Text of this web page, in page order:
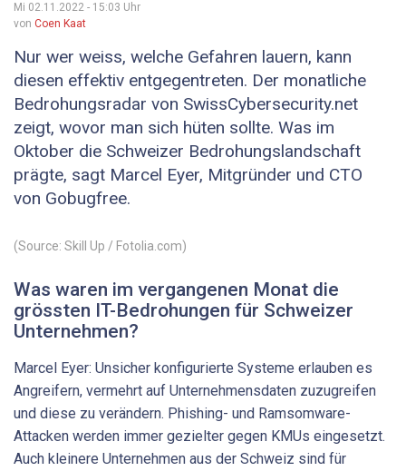
Mi 02.11.2022 - 15:03 Uhr
von Coen Kaat
Nur wer weiss, welche Gefahren lauern, kann
diesen effektiv entgegentreten. Der monatliche
Bedrohungsradar von SwissCybersecurity.net
zeigt, wovor man sich hüten sollte. Was im
Oktober die Schweizer Bedrohungslandschaft
prägte, sagt Marcel Eyer, Mitgründer und CTO
von Gobugfree.
(Source: Skill Up / Fotolia.com)
Was waren im vergangenen Monat die
grössten IT-Bedrohungen für Schweizer
Unternehmen?
Marcel Eyer: Unsicher konfigurierte Systeme erlauben es
Angreifern, vermehrt auf Unternehmensdaten zuzugreifen
und diese zu verändern. Phishing- und Ramsomware-
Attacken werden immer gezielter gegen KMUs eingesetzt.
Auch kleinere Unternehmen aus der Schweiz sind für